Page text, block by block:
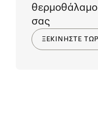
θερμοθάλαμο
σας
ΞΕΚΙΝΗΣΤΕ